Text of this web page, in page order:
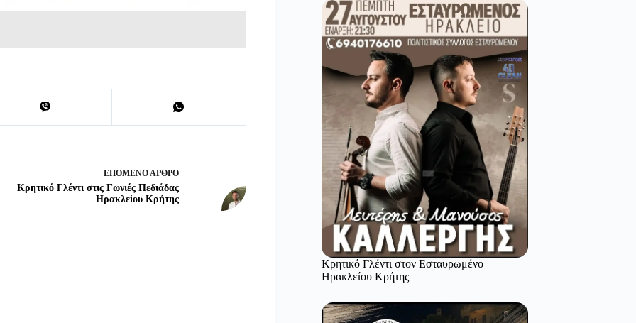
ΕΠΌΜΕΝΟΆΡΘΡΟ
Κρητικό Γλέντι στις Γωνιές Πεδιάδας
Ηρακλείου Κρήτης
Κρητικό Γλέντι στον Εσταυρωμένο
Ηρακλείου Κρήτης